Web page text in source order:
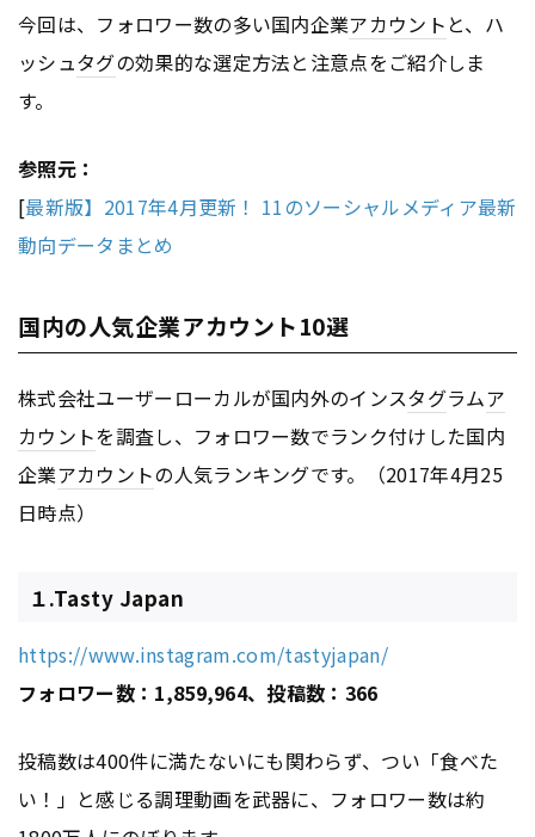
今回は、フォロワー数の多い国内企業アカウント と、ハ
ッシュタグの効果的な選定方法と注意点をご紹介しま
す。
参照元：
[最新版】2017年4月更新！ 11のソーシャルメディア最新
動向データまとめ
国内の人気企業アカウント10選
株式会社ユーザーローカルが国内外のインスタグラムア
カウントを調査し、フォロワー数でランク付けした国内
企業アカウントの人気ランキングです。（2017年4月25
日時点）
１.Tasty Japan
https://www.instagram.com/tastyjapan/
フォロワー数：1,859,964、投稿数：366
投稿数は400件に満たないにも関わらず、つい「食べた
い！」と感じる調理動画を武器に、フォロワー数は約